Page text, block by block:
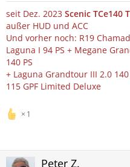
seit Dez. 2023 Scenic TCe140
außer HUD und ACC
Und vorher noch: R19
Laguna I 94 PS + Megane
140 PS
+ Laguna Grandtour III 2.0
115 GPF Limited Deluxe
1
Peter Z.